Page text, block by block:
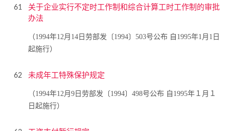
61
关于企业实行不定时工作制和综合计算工时工作制的审批
办法
（1994年12月14日劳部发〔1994〕503号公布 自1995年1月1日
起施行）
62 未成年工特殊保护规定
（1994年12月9日劳部发〔1994〕498号公布 自1995年１月１
日起施行）